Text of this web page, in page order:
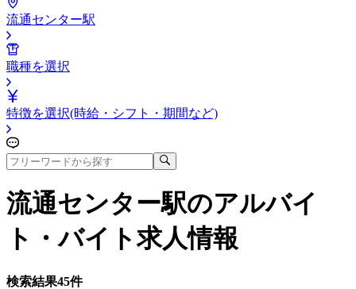
流通センター駅
職種を選択
特徴を選択(時給・シフト・期間など)
流通センター駅のアルバイ
ト・バイト求人情報
検索結果45件